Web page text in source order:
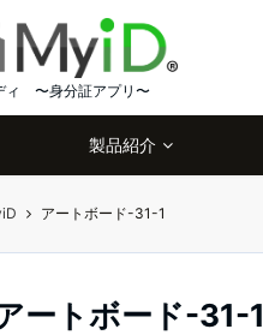
ィ 〜身分証アプリ〜
製品紹介
アートボード-31-1
ートボード-31-1